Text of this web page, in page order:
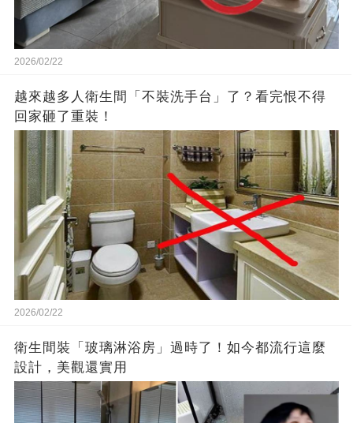
2026/02/22
越來越多人衛生間「不裝洗手台」了？看完恨不得
回家砸了重裝！
2026/02/22
衛生間裝「玻璃淋浴房」過時了！如今都流行這麼
設計，美觀還實用